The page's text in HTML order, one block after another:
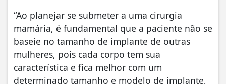
“Ao planejar se submeter a uma cirurgia
mamária, é fundamental que a paciente não se
baseie no tamanho de implante de outras
mulheres, pois cada corpo tem sua
característica e fica melhor com um
determinado tamanho e modelo de implante,